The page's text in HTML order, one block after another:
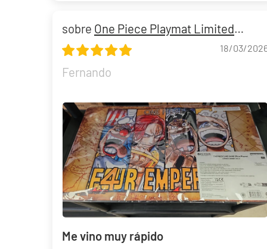
One Piece Playmat Limited
Edition Vol 2 + 3 Sobres OP15 EB03
18/03/
Fernando
Me vino muy rápido